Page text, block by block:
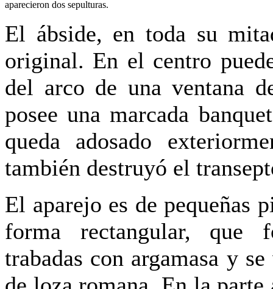
aparecieron dos sepulturas.
El ábside, en toda su
original. En el centro
del arco de una ventana
posee una marcada
queda adosado
también destruyó el
El aparejo es de pequeñas
forma rectangular, que
trabadas con argamasa y